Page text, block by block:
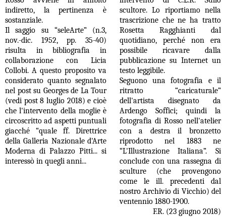
indiretto, la pertinenza è
sostanziale.
Il saggio su “seleArte” (n.3,
nov.-dic. 1952, pp. 35-40)
risulta in bibliografia in
collaborazione con Licia
Collobi. A questo proposito va
considerato quanto segnalato
nel post su Georges de La Tour
(vedi post 8 luglio 2018) e cioè
che l'intervento della moglie è
circoscritto ad aspetti puntuali
giacché “quale ff. Direttrice
della Galleria Nazionale d'Arte
Moderna di Palazzo Pitti... si
interessò in quegli anni...
scultore. Lo riportiamo nella
trascrizione che ne ha tratto
Rosetta Ragghianti dal
quotidiano, perché non era
possibile ricavare dalla
pubblicazione su Internet un
testo leggibile.
Seguono una fotografia e il
ritratto “caricaturale”
dell'artista disegnato da
Ardengo Soffici; quindi la
fotografia di Rosso nell'atelier
con a destra il bronzetto
riprodotto nel 1883 ne
“L'Illustrazione Italiana”. Si
conclude con una rassegna di
sculture (che provengono
come le ill. precedenti dal
nostro Archivio di Vicchio) del
ventennio 1880-1900.
F.R. (23 giugno 2018)